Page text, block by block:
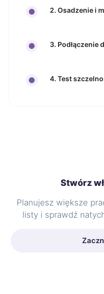
2. Osadzenie i
3. Podłączenie
4. Test
Stwórz
Planujesz większe
listy i sprawdź